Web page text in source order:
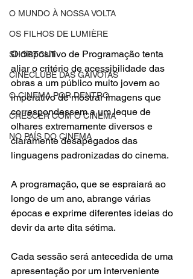
O MUNDO À NOSSA VOLTA
OS FILHOS DE LUMIÈRE
SHORTCUT
CINECLUBE DAS GAIVOTAS
O CINEMA POR DENTRO
CRESCER COM O CINEMA
NO PAÍS DO CINEMA
O dispositivo de Programação tenta
aliar o critério de acessibilidade das
obras a um público muito jovem ao
imperativo de mostrar imagens que
correspondessem a um leque de
olhares extremamente diversos e
claramente desapegados das
linguagens padronizadas do cinema.
A programação, que se espraiará ao
longo de um ano, abrange várias
épocas e exprime diferentes ideias do
devir da arte dita sétima.
Cada sessão será antecedida de uma
apresentação por um interveniente